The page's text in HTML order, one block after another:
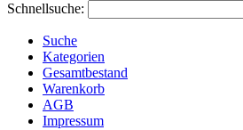
Schnellsuche:
Suche
Kategorien
Gesamtbestand
Warenkorb
AGB
Impressum